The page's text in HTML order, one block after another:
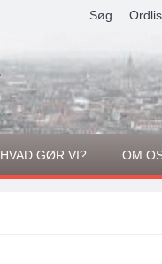
Søg
HVAD GØR VI? OM